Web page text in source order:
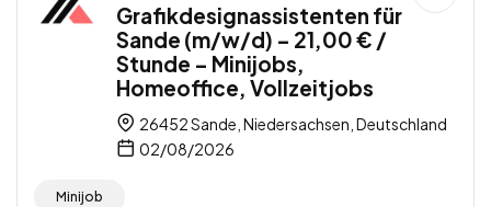
Grafikdesignassistenten für
Sande (m/w/d) – 21,00 € /
Stunde – Minijobs,
Homeoffice, Vollzeitjobs
26452 Sande, Niedersachsen, Deutschland
02/08/2026
Minijob